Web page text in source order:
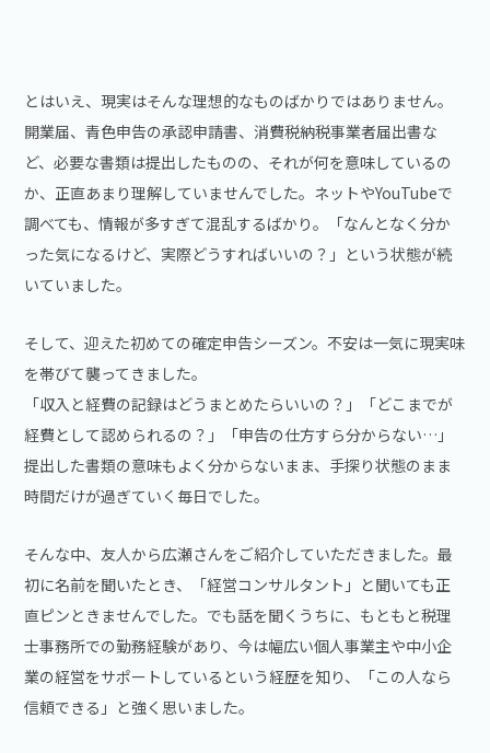
とはいえ、現実はそんな理想的なものばかりではありません。
開業届、青色申告の承認申請書、消費税納税事業者届出書な
ど、必要な書類は提出したものの、それが何を意味しているの
か、正直あまり理解していませんでした。ネットやYouTubeで
調べても、情報が多すぎて混乱するばかり。「なんとなく分か
った気になるけど、実際どうすればいいの？」という状態が続
いていました。
そして、迎えた初めての確定申告シーズン。不安は一気に現実味
を帯びて襲ってきました。
「収入と経費の記録はどうまとめたらいいの？」「どこまでが
経費として認められるの？」「申告の仕方すら分からない…」
提出した書類の意味もよく分からないまま、手探り状態のまま
時間だけが過ぎていく毎日でした。
そんな中、友人から広瀬さんをご紹介していただきました。最
初に名前を聞いたとき、「経営コンサルタント」と聞いても正
直ピンときませんでした。でも話を聞くうちに、もともと税理
士事務所での勤務経験があり、今は幅広い個人事業主や中小企
業の経営をサポートしているという経歴を知り、「この人なら
信頼できる」と強く思いました。